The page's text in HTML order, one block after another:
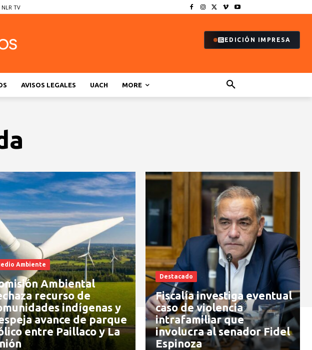
NLR TV
EDICIÓN IMPRESA
AVISOS LEGALES UACH MORE
Ambiente
Ambiental
recurso de
indígenas y
avance de parque
entre Paillaco y La
Destacado
Fiscalía investiga eventual
caso de violencia
intrafamiliar que
involucra al senador Fidel
Espinoza